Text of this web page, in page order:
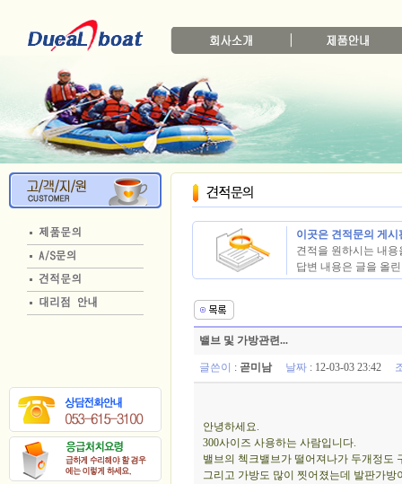
이곳은 견적문의 게시
견적을 원하시는 내
답변 내용은 글을 올
밸브 및 가방관련...
글쓴이 : 곧미남 날짜: 12-03-03 23:42
안녕하세요.
300사이즈 사용하는 사람입니다.
밸브의 첵크밸브가 떨어져나가 두개정도
그리고 가방도 많이 찟어졌는데 발판가